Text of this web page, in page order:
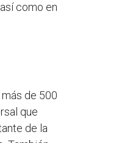
como en
más de 500
que
de la